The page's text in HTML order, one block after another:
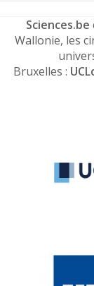
Sciences.be
Wallonie, les
Bruxelles :